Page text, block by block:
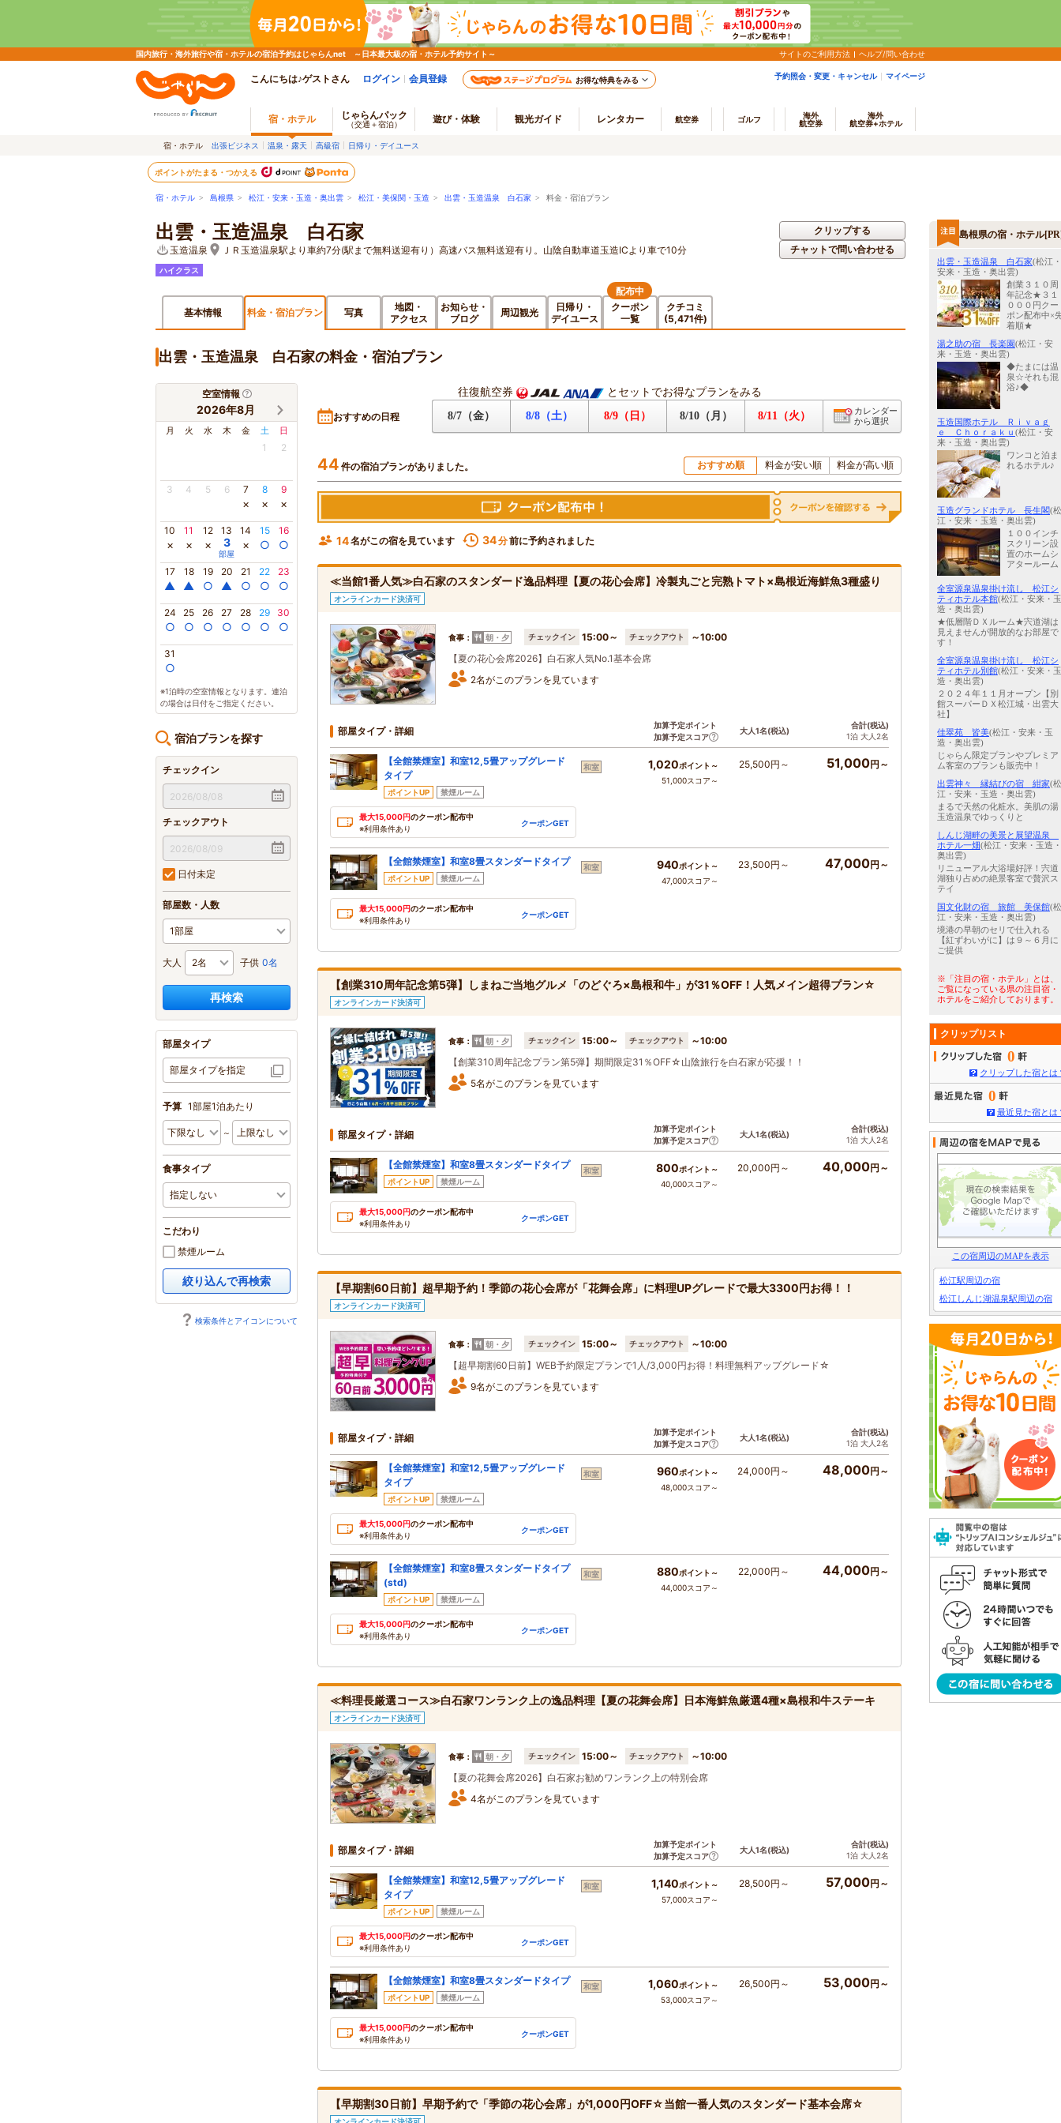
国内旅行・海外旅行や宿・ホテルの宿泊予約はじゃらんnet ～日本最大級の宿・ホテル予約サイト～ サイトのご利用方法 ヘルプ/問い合わせ
こんにちは♪ゲストさん ログイン 会員登録 お得な特典をみる 予約照会・変更・キャンセル マイページ
宿・ホテル じゃらんパック
（交通＋宿泊） 遊び・体験 観光ガイド レンタカー 航空券 ゴルフ
海外
航空券
海外
航空券+ホテル
宿・ホテル 出張ビジネス 温泉・露天 高級宿 日帰り・デイユース
ポイントがたまる・つかえる
宿・ホテル > 島根県 > 松江・安来・玉造・奥出雲 > 松江・美保関・玉造 > 出雲・玉造温泉 白石家 > 料金・宿泊プラン
出雲・玉造温泉 白石家
玉造温泉 ＪＲ玉造温泉駅より車約7分(駅まで無料送迎有り）高速バス無料送迎有り。山陰自動車道玉造ICより車で10分
ハイクラス
クリップする
チャットで問い合わせる
基本情報 料金・宿泊プラン 写真
地図・
アクセス
お知らせ・
ブログ
周辺観光
日帰り・
デイユース
クーポン
一覧
配布中
クチコミ
(5,471件)
出雲・玉造温泉 白石家の料金・宿泊プラン
空室情報
2026年8月
月 火 水 木 金 土 日
1 2
3 4 5 6 7
×
8
×
9
×
10
×
11
×
12
×
13
3
部屋
14
×
15
○
16
○
17
▲
18
▲
19
○
20
▲
21
○
22
○
23
○
24
○
25
○
26
○
27
○
28
○
29
○
30
○
31
○
※1泊時の空室情報となります。連泊
の場合は日付をご指定ください。
宿泊プランを探す
チェックイン
チェックアウト
日付未定
部屋数・人数
大人 子供 0名
再検索
部屋タイプ
部屋タイプを指定
予算 1部屋1泊あたり
～
食事タイプ
こだわり
禁煙ルーム
絞り込んで再検索
検索条件とアイコンについて
往復航空券 とセットでお得なプランをみる
おすすめの日程 8/7（金） 8/8（土） 8/9（日） 8/10（月） 8/11（火）
カレンダー
から選択
44 件の宿泊プランがありました。 おすすめ順 料金が安い順 料金が高い順
14名がこの宿を見ています 34分前に予約されました
≪当館1番人気≫白石家のスタンダード逸品料理【夏の花心会席】冷製丸ごと完熟トマト×島根近海鮮魚3種盛り
オンラインカード決済可
食事： 朝・夕 チェックイン 15:00～ チェックアウト
～10:00
【夏の花心会席2026】白石家人気No.1基本会席
2名がこのプランを見ています
部屋タイプ・詳細
加算予定ポイント
加算予定スコア
大人1名(税込)
合計(税込)
1泊 大人2名
【全館禁煙室】和室12,5畳アップグレード
タイプ
ポイントUP 禁煙ルーム
最大15,000円のクーポン配布中
※利用条件あり
クーポンGET
和室 1,020ポイント～
51,000スコア～
25,500円～ 51,000円～
【全館禁煙室】和室8畳スタンダードタイプ
ポイントUP 禁煙ルーム
最大15,000円のクーポン配布中
※利用条件あり
クーポンGET
和室 940ポイント～
47,000スコア～
23,500円～ 47,000円～
【創業310周年記念第5弾】しまねご当地グルメ「のどぐろ×島根和牛」が31％OFF！人気メイン超得プラン☆
オンラインカード決済可
食事： 朝・夕 チェックイン 15:00～ チェックアウト
～10:00
【創業310周年記念プラン第5弾】期間限定31％OFF☆山陰旅行を白石家が応援！！
5名がこのプランを見ています
部屋タイプ・詳細
加算予定ポイント
加算予定スコア
大人1名(税込)
合計(税込)
1泊 大人2名
【全館禁煙室】和室8畳スタンダードタイプ
ポイントUP 禁煙ルーム
最大15,000円のクーポン配布中
※利用条件あり
クーポンGET
和室 800ポイント～
40,000スコア～
20,000円～ 40,000円～
【早期割60日前】超早期予約！季節の花心会席が「花舞会席」に料理UPグレードで最大3300円お得！！
オンラインカード決済可
食事： 朝・夕 チェックイン 15:00～ チェックアウト
～10:00
【超早期割60日前】WEB予約限定プランで1人/3,000円お得！料理無料アップグレード☆
9名がこのプランを見ています
部屋タイプ・詳細
加算予定ポイント
加算予定スコア
大人1名(税込)
合計(税込)
1泊 大人2名
【全館禁煙室】和室12,5畳アップグレード
タイプ
ポイントUP 禁煙ルーム
最大15,000円のクーポン配布中
※利用条件あり
クーポンGET
和室 960ポイント～
48,000スコア～
24,000円～ 48,000円～
【全館禁煙室】和室8畳スタンダードタイプ
(std)
ポイントUP 禁煙ルーム
最大15,000円のクーポン配布中
※利用条件あり
クーポンGET
和室 880ポイント～
44,000スコア～
22,000円～ 44,000円～
≪料理長厳選コース≫白石家ワンランク上の逸品料理【夏の花舞会席】日本海鮮魚厳選4種×島根和牛ステーキ
オンラインカード決済可
食事： 朝・夕 チェックイン 15:00～ チェックアウト
～10:00
【夏の花舞会席2026】白石家お勧めワンランク上の特別会席
4名がこのプランを見ています
部屋タイプ・詳細
加算予定ポイント
加算予定スコア
大人1名(税込)
合計(税込)
1泊 大人2名
【全館禁煙室】和室12,5畳アップグレード
タイプ
ポイントUP 禁煙ルーム
最大15,000円のクーポン配布中
※利用条件あり
クーポンGET
和室 1,140ポイント～
57,000スコア～
28,500円～ 57,000円～
【全館禁煙室】和室8畳スタンダードタイプ
ポイントUP 禁煙ルーム
最大15,000円のクーポン配布中
※利用条件あり
クーポンGET
和室 1,060ポイント～
53,000スコア～
26,500円～ 53,000円～
【早期割30日前】早期予約で「季節の花心会席」が1,000円OFF☆当館一番人気のスタンダード基本会席☆
島根県の宿・ホテル
出雲・玉造温泉 白石家(松江・
安来・玉造・奥出雲)
創業３１０周
年記念★３１
０００円クー
ポン配布中×
着順★
湯之助の宿 長楽園(松江・安
来・玉造・奥出雲)
◆たまには温
泉☆それも混
浴♪◆
玉造国際ホテル Ｒｉｖａｇ
ｅ Ｃｈｏｒａｋｕ (松江・安
来・玉造・奥出雲)
ワンコと泊ま
れるホテル♪
玉造グランドホテル 長生閣(松
江・安来・玉造・奥出雲)
１００インチ
スクリーン設
置のホームシ
アタールーム
全室源泉温泉掛け流し 松江シ
ティホテル本館(松江・安来・玉
造・奥出雲)
★低層階ＤＸルーム★宍道湖は
見えませんが開放的なお部屋で
す！
全室源泉温泉掛け流し 松江シ
ティホテル別館(松江・安来・玉
造・奥出雲)
２０２４年１１月オープン【別
館スーパーＤＸ松江城・出雲大
社】
佳翠苑 皆美(松江・安来・玉
造・奥出雲)
じゃらん限定プランやプレミア
ム客室のプランも販売中！
出雲神々 縁結びの宿 紺家(松
江・安来・玉造・奥出雲)
まるで天然の化粧水。美肌の湯
玉造温泉でゆっくりと
しんじ湖畔の美景と展望温泉
ホテル一畑(松江・安来・玉造・
奥出雲)
リニューアル大浴場好評！宍道
湖独り占めの絶景客室で贅沢ス
テイ
国文化財の宿 旅館 美保館(松
江・安来・玉造・奥出雲)
境港の早朝のセリで仕入れる
【紅ずわいがに】は９～６月に
ご提供
※「注目の宿・ホテル」とは、
ご覧になっている県の注目宿・
ホテルをご紹介しております。
クリップリスト
0
クリップした宿とは
0
最近見た宿とは
この宿周辺のMAPを表示
松江駅周辺の宿
松江しんじ湖温泉駅周辺の宿